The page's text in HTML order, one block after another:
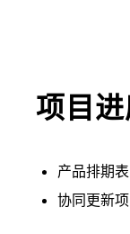
项目
产品排期
协同更新